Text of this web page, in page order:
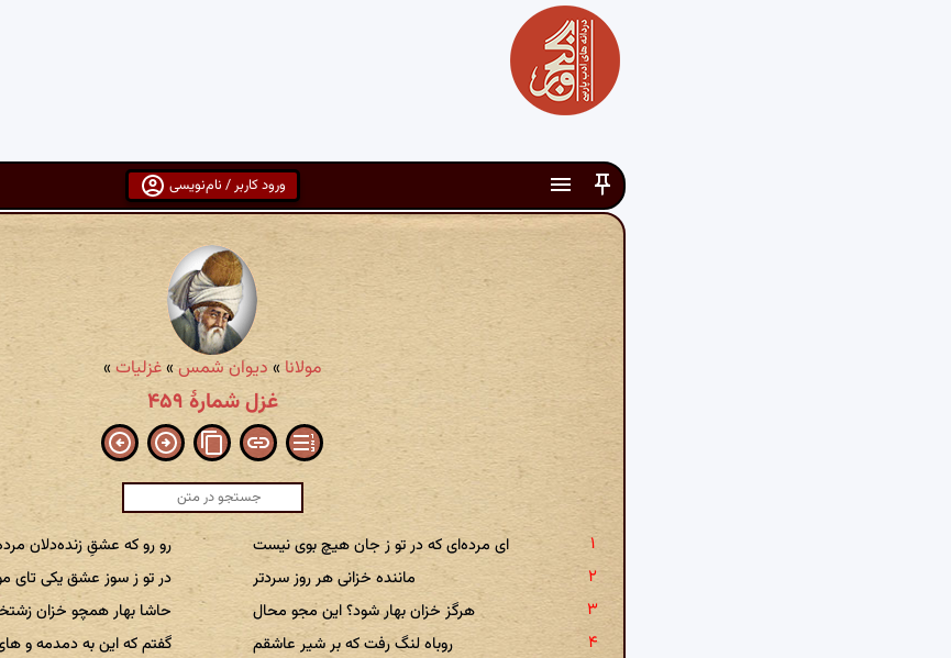
ورود کاربر / نام‌نویسی
مولانا » دیوان شمس»غزلیات »
غزل شمارهٔ ۴۵۹
ای مرده‌ای که در تو ز جان هیچ بوی نیست
رو رو که عشقِ زنده‌دلان
ماننده‌ خزانی هر روز سردتر
در تو ز سوز عشق یکی تای
هرگز خزان بهار شود؟ این مجو محال
حاشا بهار همچو خزان
روباه لنگ رفت که بر شیر عاشقم
گفتم که این به دمدمه و